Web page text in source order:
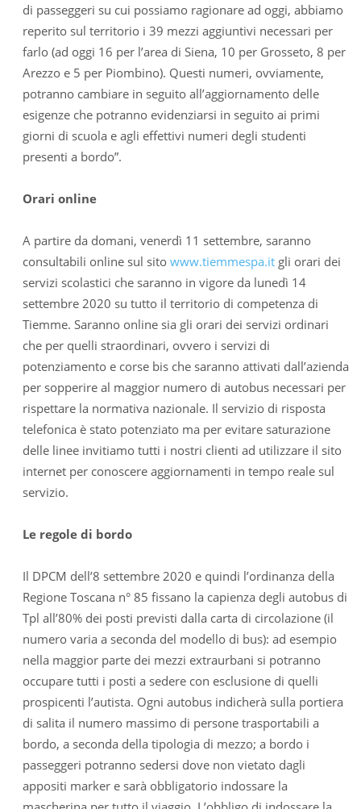
di passeggeri su cui possiamo ragionare ad oggi, abbiamo
reperito sul territorio i 39 mezzi aggiuntivi necessari per
farlo (ad oggi 16 per l’area di Siena, 10 per Grosseto, 8 per
Arezzo e 5 per Piombino). Questi numeri, ovviamente,
potranno cambiare in seguito all’aggiornamento delle
esigenze che potranno evidenziarsi in seguito ai primi
giorni di scuola e agli effettivi numeri degli studenti
presenti a bordo”.
Orari online
A partire da domani, venerdì 11 settembre, saranno
consultabili online sul sito www.tiemmespa.itgli orari dei
servizi scolastici che saranno in vigore da lunedì 14
settembre 2020 su tutto il territorio di competenza di
Tiemme. Saranno online sia gli orari dei servizi ordinari
che per quelli straordinari, ovvero i servizi di
potenziamento e corse bis che saranno attivati dall’azienda
per sopperire al maggior numero di autobus necessari per
rispettare la normativa nazionale. Il servizio di risposta
telefonica è stato potenziato ma per evitare saturazione
delle linee invitiamo tutti i nostri clienti ad utilizzare il sito
internet per conoscere aggiornamenti in tempo reale sul
servizio.
Le regole di bordo
Il DPCM dell’8 settembre 2020 e quindi l’ordinanza della
Regione Toscana n° 85 fissano la capienza degli autobus di
Tpl all’80% dei posti previsti dalla carta di circolazione (il
numero varia a seconda del modello di bus): ad esempio
nella maggior parte dei mezzi extraurbani si potranno
occupare tutti i posti a sedere con esclusione di quelli
prospicenti l’autista. Ogni autobus indicherà sulla portiera
di salita il numero massimo di persone trasportabili a
bordo, a seconda della tipologia di mezzo; a bordo i
passeggeri potranno sedersi dove non vietato dagli
appositi marker e sarà obbligatorio indossare la